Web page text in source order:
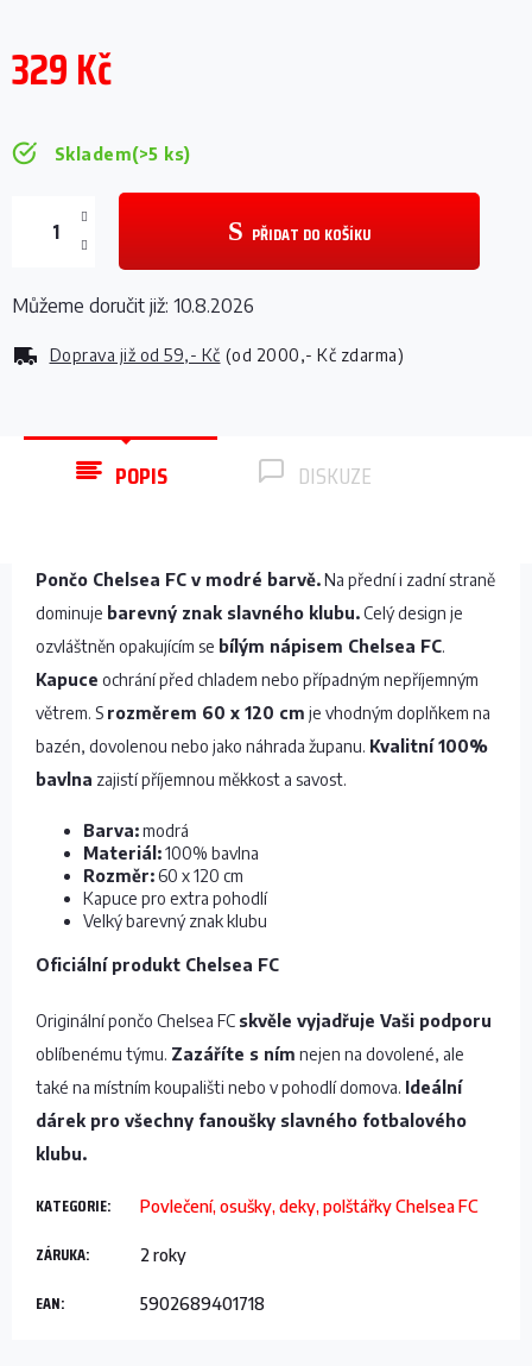
329 Kč
Skladem(>5 ks)
Doprava již od 59,- Kč (od 2000,- Kč zdarma)
PŘIDAT DO KOŠÍKU
Můžeme doručit již: 10.8.2026
POPIS DISKUZE
Pončo Chelsea FC v modré barvě.Na přední i zadní straně
dominuje barevný znak slavného klubu.Celý design je
ozvláštněn opakujícím se bílým nápisem Chelsea FC.
Kapuce ochrání před chladem nebo případným nepříjemným
větrem. S rozměrem 60 x 120 cm je vhodným doplňkem na
bazén, dovolenou nebo jako náhrada županu. Kvalitní 100%
bavlna zajistí příjemnou měkkost a savost.
Barva:modrá
Materiál:100% bavlna
Rozměr:60 x 120 cm
Kapuce pro extra pohodlí
Velký barevný znak klubu
Oficiální produkt Chelsea FC
Originální pončo Chelsea FC skvěle vyjadřuje Vaši podporu
oblíbenému týmu. Zazáříte s ním nejen na dovolené, ale
také na místním koupališti nebo v pohodlí domova. Ideální
dárek pro všechny fanoušky slavného fotbalového
klubu.
KATEGORIE: Povlečení, osušky, deky, polštářky Chelsea FC
ZÁRUKA: 2 roky
EAN: 5902689401718